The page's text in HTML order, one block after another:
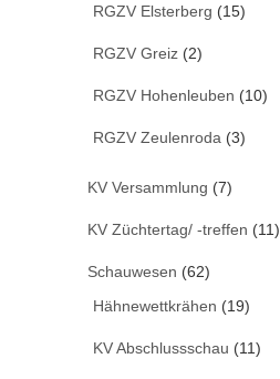
RGZV Elsterberg (15)
RGZV Greiz (2)
RGZV Hohenleuben (10)
RGZV Zeulenroda (3)
KV Versammlung (7)
KV Züchtertag/ -treffen (11)
Schauwesen (62)
Hähnewettkrähen (19)
KV Abschlussschau (11)